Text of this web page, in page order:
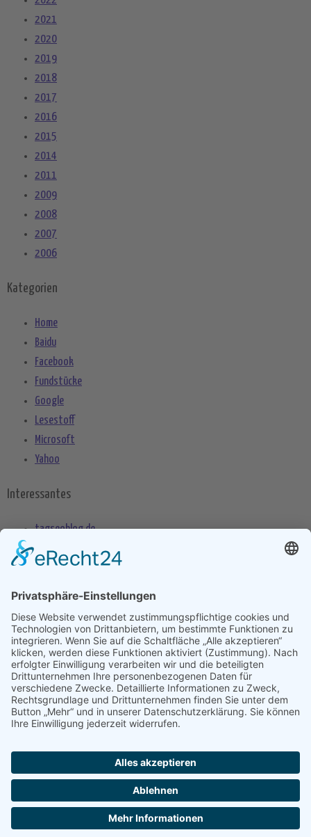
2021
2020
2019
2018
2017
2016
2015
2014
2011
2009
2008
2007
2006
Kategorien
Home
Baidu
Facebook
Fundstücke
Google
Lesestoff
Microsoft
Yahoo
Interessantes
tagseoblog.de
SEO Blog
seo-trainee.de
seokratie.de
Tags
Android Android Phone Anwendung App Apple Betriebssystem Datenschutz
Entwicklung Google Handy Internet Plattform
Copyright 2004 - 2026 byseekXL- Die Meta Suchmaschine -